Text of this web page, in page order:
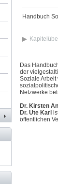
Handbuch
Das
der
Soziale Arbeit
Netzwerke
Dr. Kirsten
Dr. Ute Karl
öffentlichen